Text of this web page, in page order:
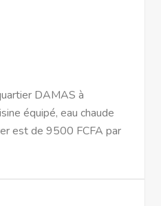
DAMAS à
équipé, eau chaude
est de 9500 FCFA par